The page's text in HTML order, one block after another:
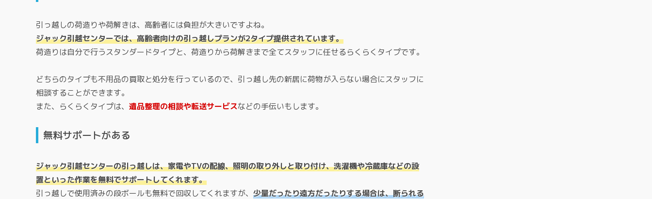
引っ越しの荷造りや荷解きは、高齢者には負担が大きいですよね。
ジャック引越センターでは、高齢者向けの引っ越しプランが2タイプ提供されています。
荷造りは自分で行うスタンダードタイプと、荷造りから荷解きまで全てスタッフに任せるらくらくタイプです。
どちらのタイプも不用品の買取と処分を行っているので、引っ越し先の新居に荷物が入らない場合にスタッフに
相談することができます。
また、らくらくタイプは、 遺品整理の相談や転送サービスなどの手伝いもします。
無料サポートがある
ジャック引越センターの引っ越しは、家電やTVの配線、照明の取り外しと取り付け、洗濯機や冷蔵庫などの設
置といった作業を無料でサポートしてくれます。
引っ越しで使用済みの段ボールも無料で回収してくれますが、 少量だったり遠方だったりする場合は、断られる